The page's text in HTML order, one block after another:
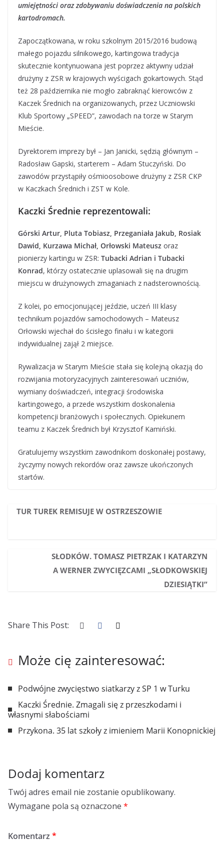
umiejętności oraz zdobywaniu doświadczenia na polskich
kartodromach.
Zapoczątkowana, w roku szkolnym 2015/2016 budową
małego pojazdu silnikowego, kartingowa tradycja
skutecznie kontynuowana jest poprzez aktywny udział
drużyny z ZSR w krajowych wyścigach gokartowych. Stąd
też 28 października nie mogło zabraknąć kierowców z
Kaczek Średnich na organizowanych, przez Uczniowski
Klub Sportowy „SPEED”, zawodach na torze w Starym
Mieście.
Dyrektorem imprezy był – Jan Janicki, sędzią głównym –
Radosław Gapski, starterem – Adam Stuczyński. Do
zawodów przystąpiły ośmioosobowe drużyny z ZSR CKP
w Kaczkach Średnich i ZST w Kole.
Kaczki Średnie reprezentowali:
Górski Artur, Pluta Tobiasz, Przeganiała Jakub, Rosiak
Dawid, Kurzawa Michał, Orłowski Mateusz oraz
pionierzy kartingu w ZSR: Tubacki Adrian i Tubacki
Konrad, którzy ostatecznie uplasowali się na drugim
miejscu w drużynowych zmaganiach z nadsterownością.
Z kolei, po emocjonującej jeździe, uczeń III klasy
technikum pojazdów samochodowych – Mateusz
Orłowski wjechał do ścisłego finału i w kategorii
indywidualnej zajął 2 miejsce.
Rywalizacja w Starym Mieście stała się kolejną okazją do
rozwijania motoryzacyjnych zainteresowań uczniów,
wymiany doświadczeń, integracji środowiska
kartingowego, a przede wszystkim doskonalenia
kompetencji branżowych i społecznych. Opiekunem
teamu z Kaczek Średnich był Krzysztof Kamiński.
Gratulujemy wszystkim zawodnikom doskonałej postawy,
życzymy nowych rekordów oraz zawsze ukończonych
startów.
TUR TUREK REMISUJE W OSTRZESZOWIE
SŁODKÓW. TOMASZ PIETRZAK I KATARZYN
A WERNER ZWYCIĘZCAMI „SŁODKOWSKIEJ
DZIESIĄTKI”
Share This Post:
Może cię zainteresować:
Podwójne zwycięstwo siatkarzy z SP 1 w Turku
Kaczki Średnie. Zmagali się z przeszkodami i
własnymi słabościami
Przykona. 35 lat szkoły z imieniem Marii Konopnickiej
Dodaj komentarz
Twój adres email nie zostanie opublikowany.
Wymagane pola są oznaczone *
Komentarz *